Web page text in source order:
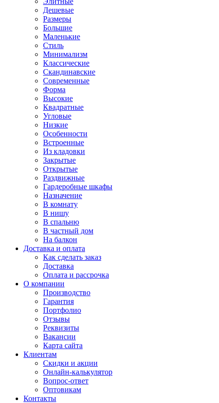
Дешевые
Размеры
Большие
Маленькие
Стиль
Минимализм
Классические
Скандинавские
Современные
Форма
Высокие
Квадратные
Угловые
Низкие
Особенности
Встроенные
Из кладовки
Закрытые
Открытые
Раздвижные
Гардеробные шкафы
Назначение
В комнату
В нишу
В спальню
В частный дом
На балкон
Доставка и оплата
Как сделать заказ
Доставка
Оплата и рассрочка
О компании
Производство
Гарантия
Портфолио
Отзывы
Реквизиты
Вакансии
Карта сайта
Клиентам
Скидки и акции
Онлайн-калькулятор
Вопрос-ответ
Оптовикам
Контакты